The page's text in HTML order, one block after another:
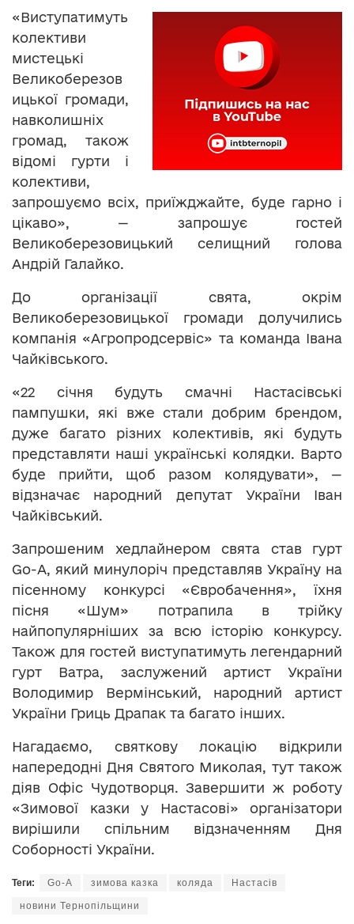
«Виступатимуть
колективи
мистецькі
Великоберезов
ицької громади,
навколишніх
громад, також
відомі гурти і
колективи,
запрошуємо всіх, приїжджайте, буде гарно і
цікаво», — запрошує гостей
Великоберезовицький селищний голова
Андрій Галайко.
До організації свята, окрім
Великоберезовицької громади долучились
компанія «Агропродсервіс» та команда Івана
Чайківського.
«22 січня будуть смачні Настасівські
пампушки, які вже стали добрим брендом,
дуже багато різних колективів, які будуть
представляти наші українські колядки. Варто
буде прийти, щоб разом колядувати», —
відзначає народний депутат України Іван
Чайківський.
Запрошеним хедлайнером свята став гурт
Go-A, який минулоріч представляв Україну на
пісенному конкурсі «Євробачення», їхня
пісня «Шум» потрапила в трійку
найпопулярніших за всю історію конкурсу.
Також для гостей виступатимуть легендарний
гурт Ватра, заслужений артист України
Володимир Вермінський, народний артист
України Гриць Драпак та багато інших.
Нагадаємо, святкову локацію відкрили
напередодні Дня Святого Миколая, тут також
діяв Офіс Чудотворця. Завершити ж роботу
«Зимової казки у Настасові» організатори
вирішили спільним відзначенням Дня
Соборності України.
Теги: Go-A зимова казка коляда Настасів
новини Тернопільщини